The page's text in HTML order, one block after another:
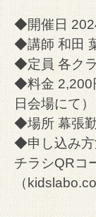
◆開催日
◆講師 和田
◆定員 各ク
◆料金 2,200
日会場にて）
◆場所 幕張
◆申し込み方
チラシQRコ
（